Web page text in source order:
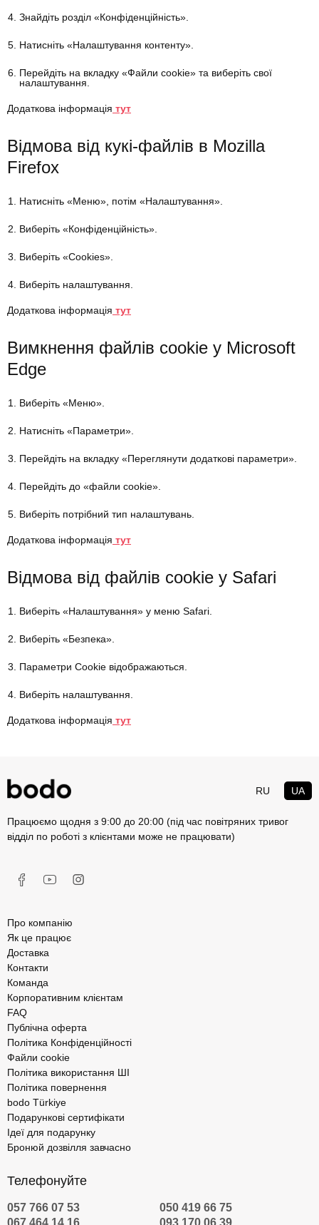
Знайдіть розділ «Конфіденційність».
Натисніть «Налаштування контенту».
Перейдіть на вкладку «Файли cookie» та виберіть свої
налаштування.
Додаткова інформація тут
Відмова від кукі-файлів в Mozilla
Firefox
Натисніть «Меню», потім «Налаштування».
Виберіть «Конфіденційність».
Виберіть «Cookies».
Виберіть налаштування.
Додаткова інформація тут
Вимкнення файлів cookie у Microsoft
Edge
Виберіть «Меню».
Натисніть «Параметри».
Перейдіть на вкладку «Переглянути додаткові параметри».
Перейдіть до «файли cookie».
Виберіть потрібний тип налаштувань.
Додаткова інформація тут
Відмова від файлів cookie у Safari
Виберіть «Налаштування» у меню Safari.
Виберіть «Безпека».
Параметри Сookie відображаються.
Виберіть налаштування.
Додаткова інформація тут
RU UA
Працюємо щодня з 9:00 до 20:00 (під час повітряних тривог
відділ по роботі з клієнтами може не працювати)
Про компанію
Як це працює
Доставка
Контакти
Команда
Корпоративним клієнтам
FAQ
Публічна оферта
Політика Конфіденційності
Файли cookie
Політика використання ШІ
Політика повернення
bodo Türkiye
Подарункові сертифікати
Ідеї для подарунку
Бронюй дозвілля завчасно
Телефонуйте
057 766 07 53
050 419 66 75
067 464 14 16
093 170 06 39